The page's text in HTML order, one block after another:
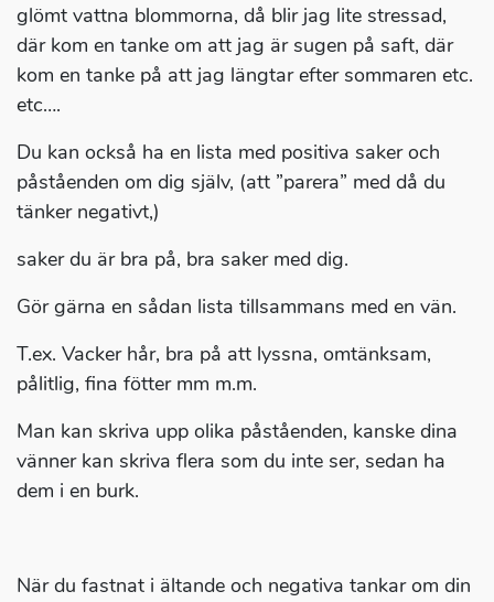
glömt vattna blommorna, då blir jag lite stressad,
där kom en tanke om att jag är sugen på saft, där
kom en tanke på att jag längtar efter sommaren etc.
etc….
Du kan också ha en lista med positiva saker och
påståenden om dig själv, (att ”parera” med då du
tänker negativt,)
saker du är bra på, bra saker med dig.
Gör gärna en sådan lista tillsammans med en vän.
T.ex. Vacker hår, bra på att lyssna, omtänksam,
pålitlig, fina fötter mm m.m.
Man kan skriva upp olika påståenden, kanske dina
vänner kan skriva flera som du inte ser, sedan ha
dem i en burk.
När du fastnat i ältande och negativa tankar om din